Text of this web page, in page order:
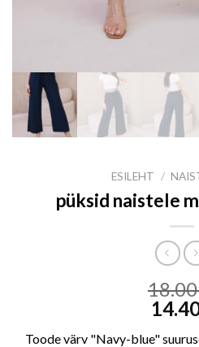
ESILEHT /
püksid naistele
Toode värv "Navy-blue"